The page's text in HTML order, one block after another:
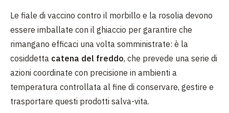
Le fiale di vaccino contro il morbillo e la rosolia devono
essere imballate con il ghiaccio per garantire che
rimangano efficaci una volta somministrate: è la
cosiddetta catena del freddo, che prevede una serie di
azioni coordinate con precisione in ambienti a
temperatura controllata al fine di conservare, gestire e
trasportare questi prodotti salva-vita.